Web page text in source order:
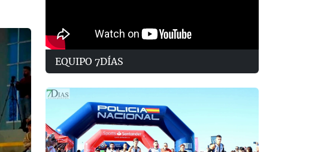
EQUIPO 7DÍAS